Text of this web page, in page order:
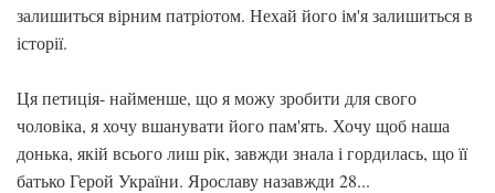
залишиться вірним патріотом. Нехай його ім'я залишиться в
історії.
Ця петиція- найменше, що я можу зробити для свого
чоловіка, я хочу вшанувати його пам'ять. Хочу щоб наша
донька, якій всього лиш рік, завжди знала і гордилась, що її
батько Герой України. Ярославу назавжди 28...